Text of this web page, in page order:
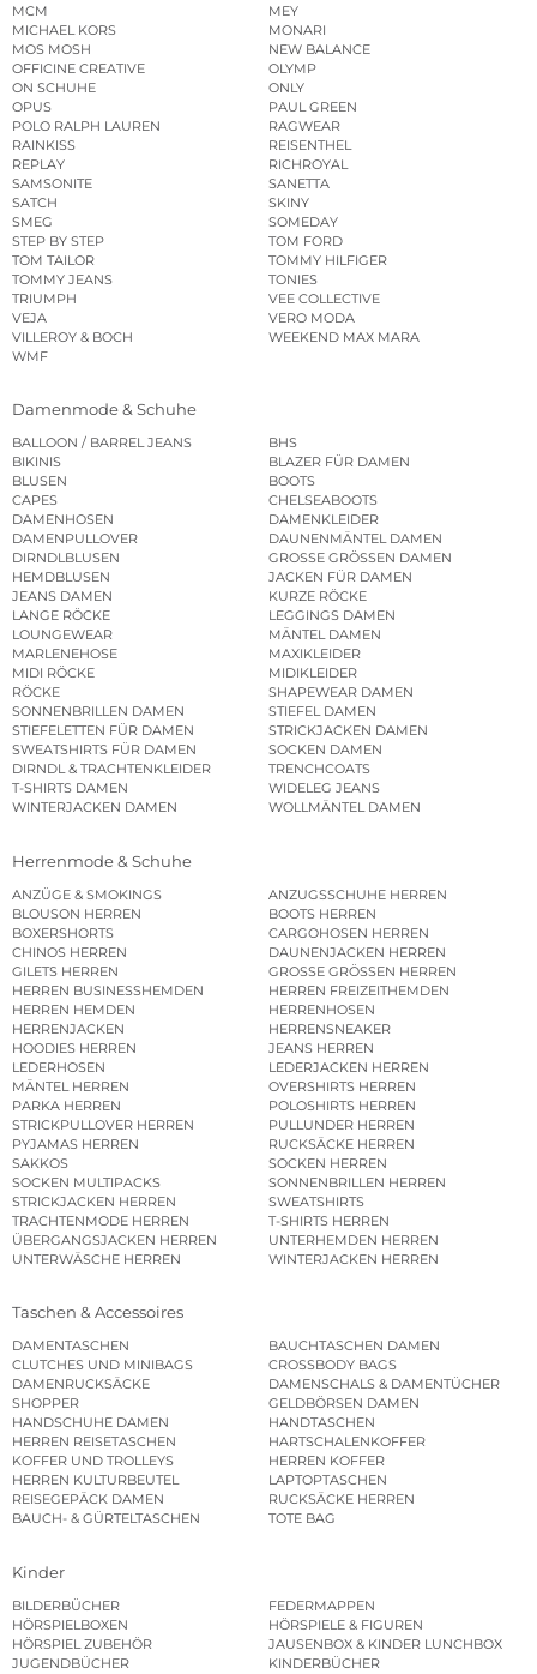
MCM
MEY
MICHAEL KORS
MONARI
MOS MOSH
NEW BALANCE
OFFICINE CREATIVE
OLYMP
ON SCHUHE
ONLY
OPUS
PAUL GREEN
POLO RALPH LAUREN
RAGWEAR
RAINKISS
REISENTHEL
REPLAY
RICHROYAL
SAMSONITE
SANETTA
SATCH
SKINY
SMEG
SOMEDAY
STEP BY STEP
TOM FORD
TOM TAILOR
TOMMY HILFIGER
TOMMY JEANS
TONIES
TRIUMPH
VEE COLLECTIVE
VEJA
VERO MODA
VILLEROY & BOCH
WEEKEND MAX MARA
WMF
Damenmode & Schuhe
BALLOON / BARREL JEANS
BHS
BIKINIS
BLAZER FÜR DAMEN
BLUSEN
BOOTS
CAPES
CHELSEABOOTS
DAMENHOSEN
DAMENKLEIDER
DAMENPULLOVER
DAUNENMÄNTEL DAMEN
DIRNDLBLUSEN
GROSSE GRÖSSEN DAMEN
HEMDBLUSEN
JACKEN FÜR DAMEN
JEANS DAMEN
KURZE RÖCKE
LANGE RÖCKE
LEGGINGS DAMEN
LOUNGEWEAR
MÄNTEL DAMEN
MARLENEHOSE
MAXIKLEIDER
MIDI RÖCKE
MIDIKLEIDER
RÖCKE
SHAPEWEAR DAMEN
SONNENBRILLEN DAMEN
STIEFEL DAMEN
STIEFELETTEN FÜR DAMEN
STRICKJACKEN DAMEN
SWEATSHIRTS FÜR DAMEN
SOCKEN DAMEN
DIRNDL & TRACHTENKLEIDER
TRENCHCOATS
T-SHIRTS DAMEN
WIDELEG JEANS
WINTERJACKEN DAMEN
WOLLMÄNTEL DAMEN
Herrenmode & Schuhe
ANZÜGE & SMOKINGS
ANZUGSSCHUHE HERREN
BLOUSON HERREN
BOOTS HERREN
BOXERSHORTS
CARGOHOSEN HERREN
CHINOS HERREN
DAUNENJACKEN HERREN
GILETS HERREN
GROSSE GRÖSSEN HERREN
HERREN BUSINESSHEMDEN
HERREN FREIZEITHEMDEN
HERREN HEMDEN
HERRENHOSEN
HERRENJACKEN
HERRENSNEAKER
HOODIES HERREN
JEANS HERREN
LEDERHOSEN
LEDERJACKEN HERREN
MÄNTEL HERREN
OVERSHIRTS HERREN
PARKA HERREN
POLOSHIRTS HERREN
STRICKPULLOVER HERREN
PULLUNDER HERREN
PYJAMAS HERREN
RUCKSÄCKE HERREN
SAKKOS
SOCKEN HERREN
SOCKEN MULTIPACKS
SONNENBRILLEN HERREN
STRICKJACKEN HERREN
SWEATSHIRTS
TRACHTENMODE HERREN
T-SHIRTS HERREN
ÜBERGANGSJACKEN HERREN
UNTERHEMDEN HERREN
UNTERWÄSCHE HERREN
WINTERJACKEN HERREN
Taschen & Accessoires
DAMENTASCHEN
BAUCHTASCHEN DAMEN
CLUTCHES UND MINIBAGS
CROSSBODY BAGS
DAMENRUCKSÄCKE
DAMENSCHALS & DAMENTÜCHER
SHOPPER
GELDBÖRSEN DAMEN
HANDSCHUHE DAMEN
HANDTASCHEN
HERREN REISETASCHEN
HARTSCHALENKOFFER
KOFFER UND TROLLEYS
HERREN KOFFER
HERREN KULTURBEUTEL
LAPTOPTASCHEN
REISEGEPÄCK DAMEN
RUCKSÄCKE HERREN
BAUCH- & GÜRTELTASCHEN
TOTE BAG
Kinder
BILDERBÜCHER
FEDERMAPPEN
HÖRSPIELBOXEN
HÖRSPIELE & FIGUREN
HÖRSPIEL ZUBEHÖR
JAUSENBOX & KINDER LUNCHBOX
JUGENDBÜCHER
KINDERBÜCHER